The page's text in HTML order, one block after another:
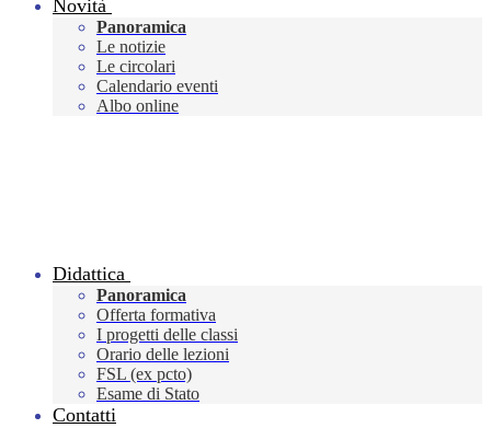
Novità
Panoramica
Le notizie
Le circolari
Calendario eventi
Albo online
Didattica
Panoramica
Offerta formativa
I progetti delle classi
Orario delle lezioni
FSL (ex pcto)
Esame di Stato
Contatti